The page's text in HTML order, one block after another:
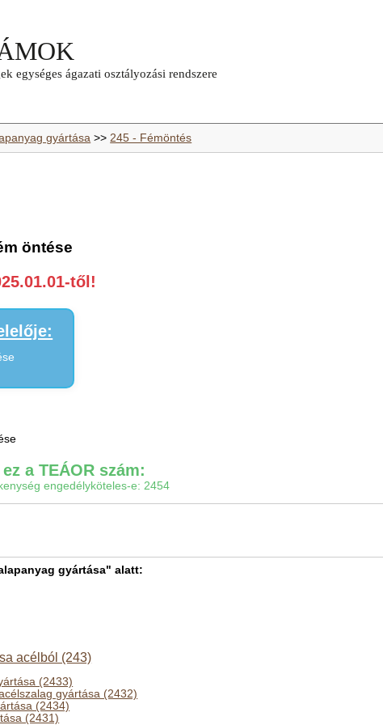
gyártása >>245 - Fémöntés
öntése
től!
a TEÁOR szám:
engedélyköteles-e: 2454
gyártása" alatt:
acélból (243)
(2433)
gyártása (2432)
(2434)
(2431)